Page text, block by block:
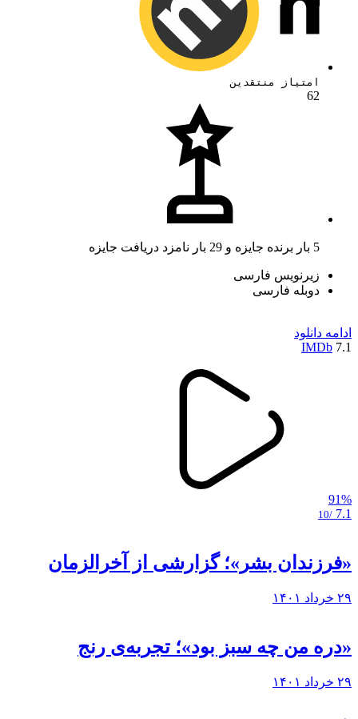
امتیاز منتقدین
62
5 بار برنده جایزه و 29 بار نامزد دریافت جایزه
زیرنویس فارسی
دوبله فارسی
ادامه دانلود
7.1
IMDb
91%
7.1
/10
«فرزندان بشر»؛ گزارشی از آخرالزمان
۲۹ خرداد ۱۴۰۱
«دره من چه سبز بود»؛ تجربه‌ی رنج
۲۹ خرداد ۱۴۰۱